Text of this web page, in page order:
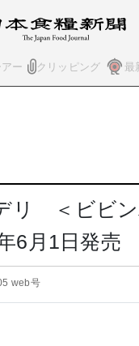
ー クリッピング 最
リ ＜ビビ
6月1日発売
web号